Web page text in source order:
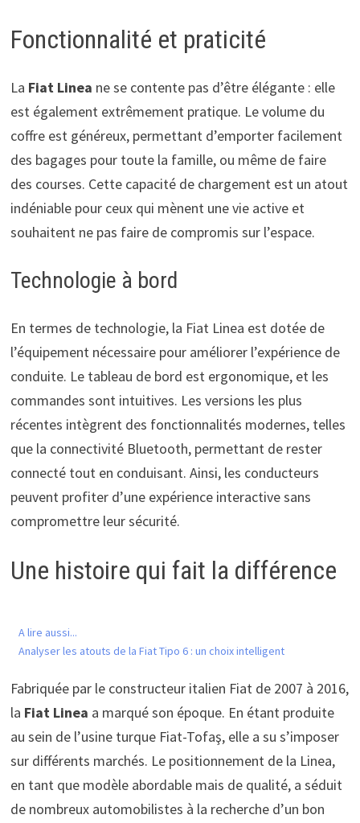
Fonctionnalité et praticité
La Fiat Linea ne se contente pas d’être élégante : elle
est également extrêmement pratique. Le volume du
coffre est généreux, permettant d’emporter facilement
des bagages pour toute la famille, ou même de faire
des courses. Cette capacité de chargement est un atout
indéniable pour ceux qui mènent une vie active et
souhaitent ne pas faire de compromis sur l’espace.
Technologie à bord
En termes de technologie, la Fiat Linea est dotée de
l’équipement nécessaire pour améliorer l’expérience de
conduite. Le tableau de bord est ergonomique, et les
commandes sont intuitives. Les versions les plus
récentes intègrent des fonctionnalités modernes, telles
que la connectivité Bluetooth, permettant de rester
connecté tout en conduisant. Ainsi, les conducteurs
peuvent profiter d’une expérience interactive sans
compromettre leur sécurité.
Une histoire qui fait la différence
A lire aussi...
Analyser les atouts de la Fiat Tipo 6 : un choix intelligent
Fabriquée par le constructeur italien Fiat de 2007 à 2016,
la Fiat Linea a marqué son époque. En étant produite
au sein de l’usine turque Fiat-Tofaş, elle a su s’imposer
sur différents marchés. Le positionnement de la Linea,
en tant que modèle abordable mais de qualité, a séduit
de nombreux automobilistes à la recherche d’un bon